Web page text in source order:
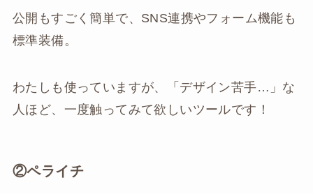
公開もすごく簡単で、SNS連携やフォーム機能も
標準装備。
わたしも使っていますが、「デザイン苦手…」な
人ほど、一度触ってみて欲しいツールです！
②ペライチ